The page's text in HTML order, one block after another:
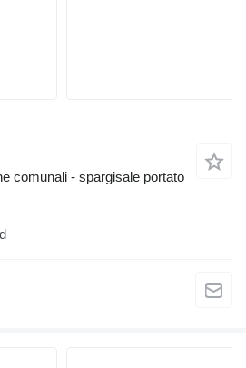
comunali - spargisale portato